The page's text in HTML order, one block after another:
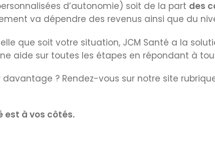
d’autonomie) soit de la part des
va dépendre des revenus ainsi que du
que soit votre situation, JCM Santé a la
aide sur toutes les étapes en répondant à
davantage ? Rendez-vous sur notre site
est à vos côtés.